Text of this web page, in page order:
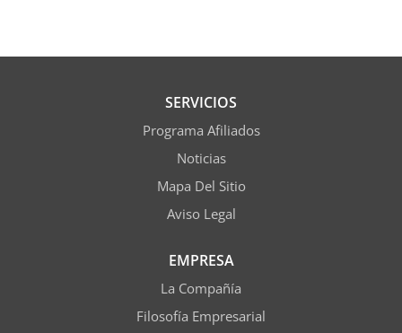
SERVICIOS
Programa Afiliados
Noticias
Mapa Del Sitio
Aviso Legal
EMPRESA
La Compañía
Filosofía Empresarial